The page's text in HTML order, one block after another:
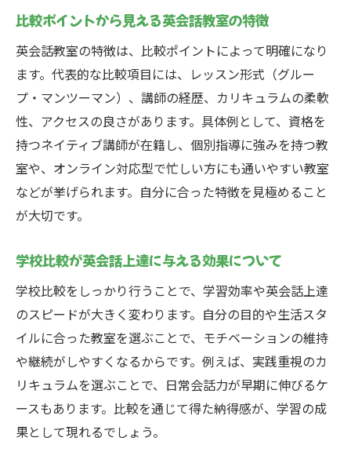
てる
英会話上達に欠かせない講師環境の比較方
法
ネイティブ講師と日本人講師の違いを知ろ
う
英会話教室選びで重視したい講師の質と経
験
ネイティブ講師がいる英会話のメリットを
英会話の学校比較で講師陣をどう評価する
か
体験レッスンで感じる講師の魅力や指導力
とは
オンラインと対面英会話の違いを解説
英会話学習で迷うオンラインと対面の選び
方
オンライン英会話と対面教室の比較ポイン
比較ポイントから見える英会話教室の特徴
英会話教室の特徴は、比較ポイントによって明確になり
ます。代表的な比較項目には、レッスン形式（グルー
プ・マンツーマン）、講師の経歴、カリキュラムの柔軟
性、アクセスの良さがあります。具体例として、資格を
持つネイティブ講師が在籍し、個別指導に強みを持つ教
室や、オンライン対応型で忙しい方にも通いやすい教室
などが挙げられます。自分に合った特徴を見極めること
が大切です。
学校比較が英会話上達に与える効果について
学校比較をしっかり行うことで、学習効率や英会話上達
のスピードが大きく変わります。自分の目的や生活スタ
イルに合った教室を選ぶことで、モチベーションの維持
や継続がしやすくなるからです。例えば、実践重視のカ
リキュラムを選ぶことで、日常会話力が早期に伸びるケ
ースもあります。比較を通じて得た納得感が、学習の成
果として現れるでしょう。